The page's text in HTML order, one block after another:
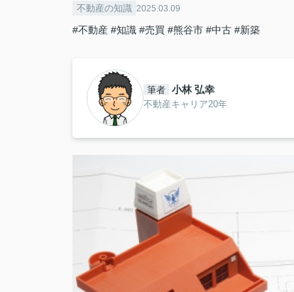
不動産の知識 2025.03.09
#不動産 #知識 #売買 #熊谷市 #中古 #新築
筆者 小林 弘幸
不動産キャリア20年